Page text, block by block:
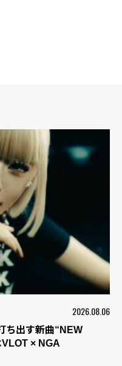
2026.08.06
ち出す新曲“NEW
× NGA